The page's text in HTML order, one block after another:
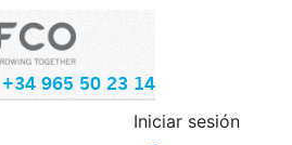
+34 965 50 23 14
Iniciar sesión